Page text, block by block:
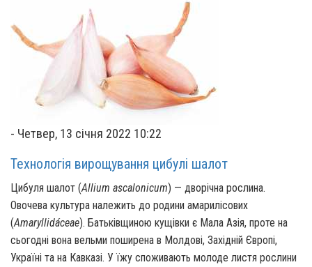
- Четвер, 13 січня 2022 10:22
Технологія вирощування цибулі шалот
Цибуля шалот (Allium ascalonicum) — дворічна рослина.
Овочева культура належить до родини амарилісових
(Amaryllidáceae). Батьківщиною кущівки є Мала Азія, проте на
сьогодні вона вельми поширена в Молдові, Західній Європі,
Україні та на Кавказі. У їжу споживають молоде листя рослини